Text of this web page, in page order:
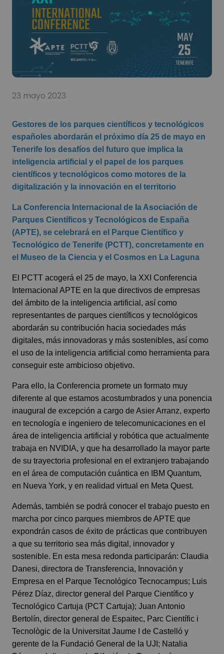
23 mayo 2023
Gestores de los parques científicos y tecnológicos
españoles abordarán el próximo día 25 de mayo en
Tenerife los desafíos del futuro que implica la
inteligencia artificial y el papel de los parques
científicos y tecnológicos como motores de la
digitalización y la innovación en el territorio
La Conferencia Internacional de la Asociación de
Parques Científicos y Tecnológicos de España
(APTE), se celebrará en el Parque Científico y
Tecnológico de Tenerife (PCTT), concretamente en
el Museo de la Ciencia y el Cosmos en La Laguna
El PCTT acogerá el 25 de mayo, la XXI Conferencia
Internacional APTE en la que directivos de empresas
del ámbito de la inteligencia artificial, así como
representantes de parques científicos y tecnológicos
abordarán su contribución hacia sociedades más
digitales, más innovadoras y más sostenibles, así como
el uso de la inteligencia artificial como herramienta para
conseguir este ambicioso objetivo.
Para ello, la Conferencia promete un formato muy
diferente al que estamos acostumbrados y una ponencia
inaugural de excepción a cargo de Asier Arranz, experto
en tecnología e ingeniero de telecomunicaciones en el
área de inteligencia artificial y robótica que actualmente
trabaja en NVIDIA, y que ha desarrollado la mayor parte
de su trayectoria profesional en el extranjero trabajando
en el área de computación cuántica en IBM Quantum,
en Nueva York, y en realidad virtual en Meta Quest.
Además, también se podrá conocer el trabajo puesto en
marcha por cinco parques miembros de APTE que
expondrán casos de éxito de prácticas que contribuyen
a que su territorio sea más digital, innovador y
sostenible. En esta mesa redonda participarán: Claudia
Danesi, directora de Transferencia, Innovación y
Empresa en el Parque Tecnológico Tecnocampus; Luis
Pérez Díaz, director general del Parque Científico y
Tecnológico Cartuja (PCT Cartuja); Juan Antonio
Bertolín, director general de Espaitec, Parc Científic i
Tecnològic de la Universitat Jaume I de Castelló y
gerente de la Fundació General de la UJI; Natalia